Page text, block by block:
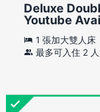
Deluxe
Youtube
1 張加大雙人床
最多可入住 2